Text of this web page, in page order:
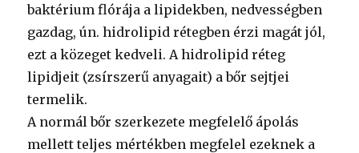
baktérium flórája a lipidekben, nedvességben
gazdag, ún. hidrolipid rétegben érzi magát jól,
ezt a közeget kedveli. A hidrolipid réteg
lipidjeit (zsírszerű anyagait) a bőr sejtjei
termelik.
A normál bőr szerkezete megfelelő ápolás
mellett teljes mértékben megfelel ezeknek a